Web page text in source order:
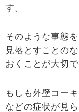
す。
そのような事態
見落とすことの
おくことが大切で
もしも外壁コー
などの症状が見